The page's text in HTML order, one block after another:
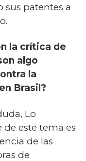
sus patentes a
la crítica de
algo
la
Brasil?
Lo
de este tema es
de las
de